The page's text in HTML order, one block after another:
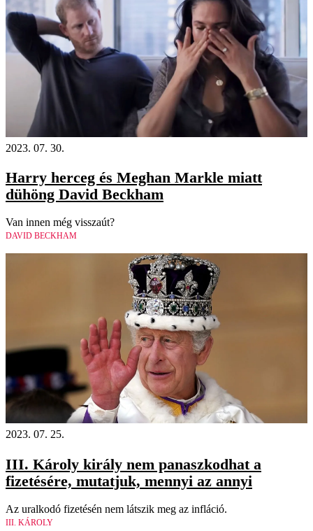
2023. 07. 30.
Harry herceg és Meghan Markle miatt
dühöng David Beckham
Van innen még visszaút?
DAVID BECKHAM
2023. 07. 25.
III. Károly király nem panaszkodhat a
fizetésére, mutatjuk, mennyi az annyi
Az uralkodó fizetésén nem látszik meg az infláció.
III. KÁROLY